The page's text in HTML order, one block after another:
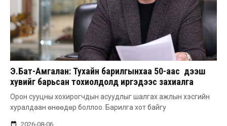
Э.Бат-Амгалан: Тухайн барилгынхаа 50-аас дээш
хувийг барьсан тохиолдолд иргэдээс захиалга
авдаг болгоно
Орон сууцны хохирогчдын асуудлыг шалгах ажлын хэсгийн
хуралдаан өнөөдөр боллоо. Барилга хот байгу
2026-08-06